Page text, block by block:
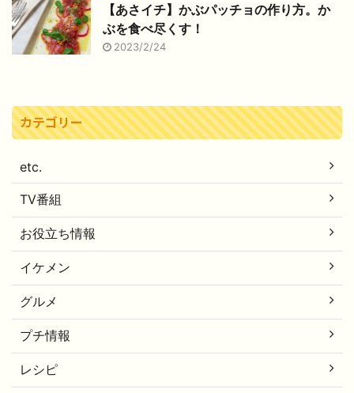
【あさイチ】かぶパッチョの作り方。か
ぶを食べ尽くす！
2023/2/24
カテゴリー
etc.
TV番組
お役立ち情報
イケメン
グルメ
プチ情報
レシピ